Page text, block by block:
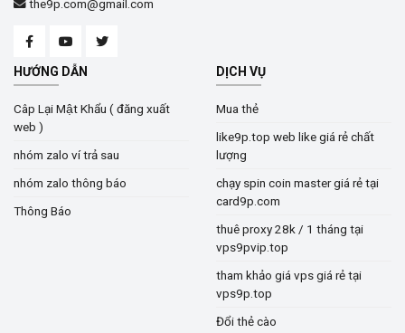
the9p.com@gmail.com
HƯỚNG DẪN
Câp Lại Mật Khẩu ( đăng xuất
web )
nhóm zalo ví trả sau
nhóm zalo thông báo
Thông Báo
DỊCH VỤ
Mua thẻ
like9p.top web like giá rẻ chất
lượng
chạy spin coin master giá rẻ tại
card9p.com
thuê proxy 28k / 1 tháng tại
vps9pvip.top
tham khảo giá vps giá rẻ tại
vps9p.top
Đổi thẻ cào